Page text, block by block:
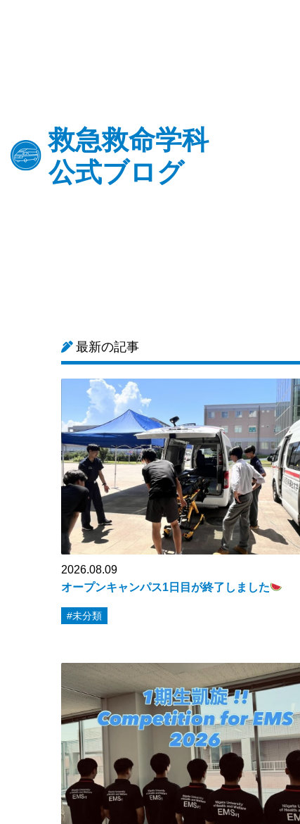
救急救命学科
公式ブログ
最新の記事
2026.08.09
オープンキャンパス1日目が終了しました
#未分類